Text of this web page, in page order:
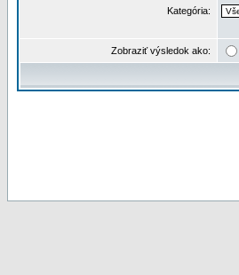
Kategória:
Zobraziť výsledok ako: